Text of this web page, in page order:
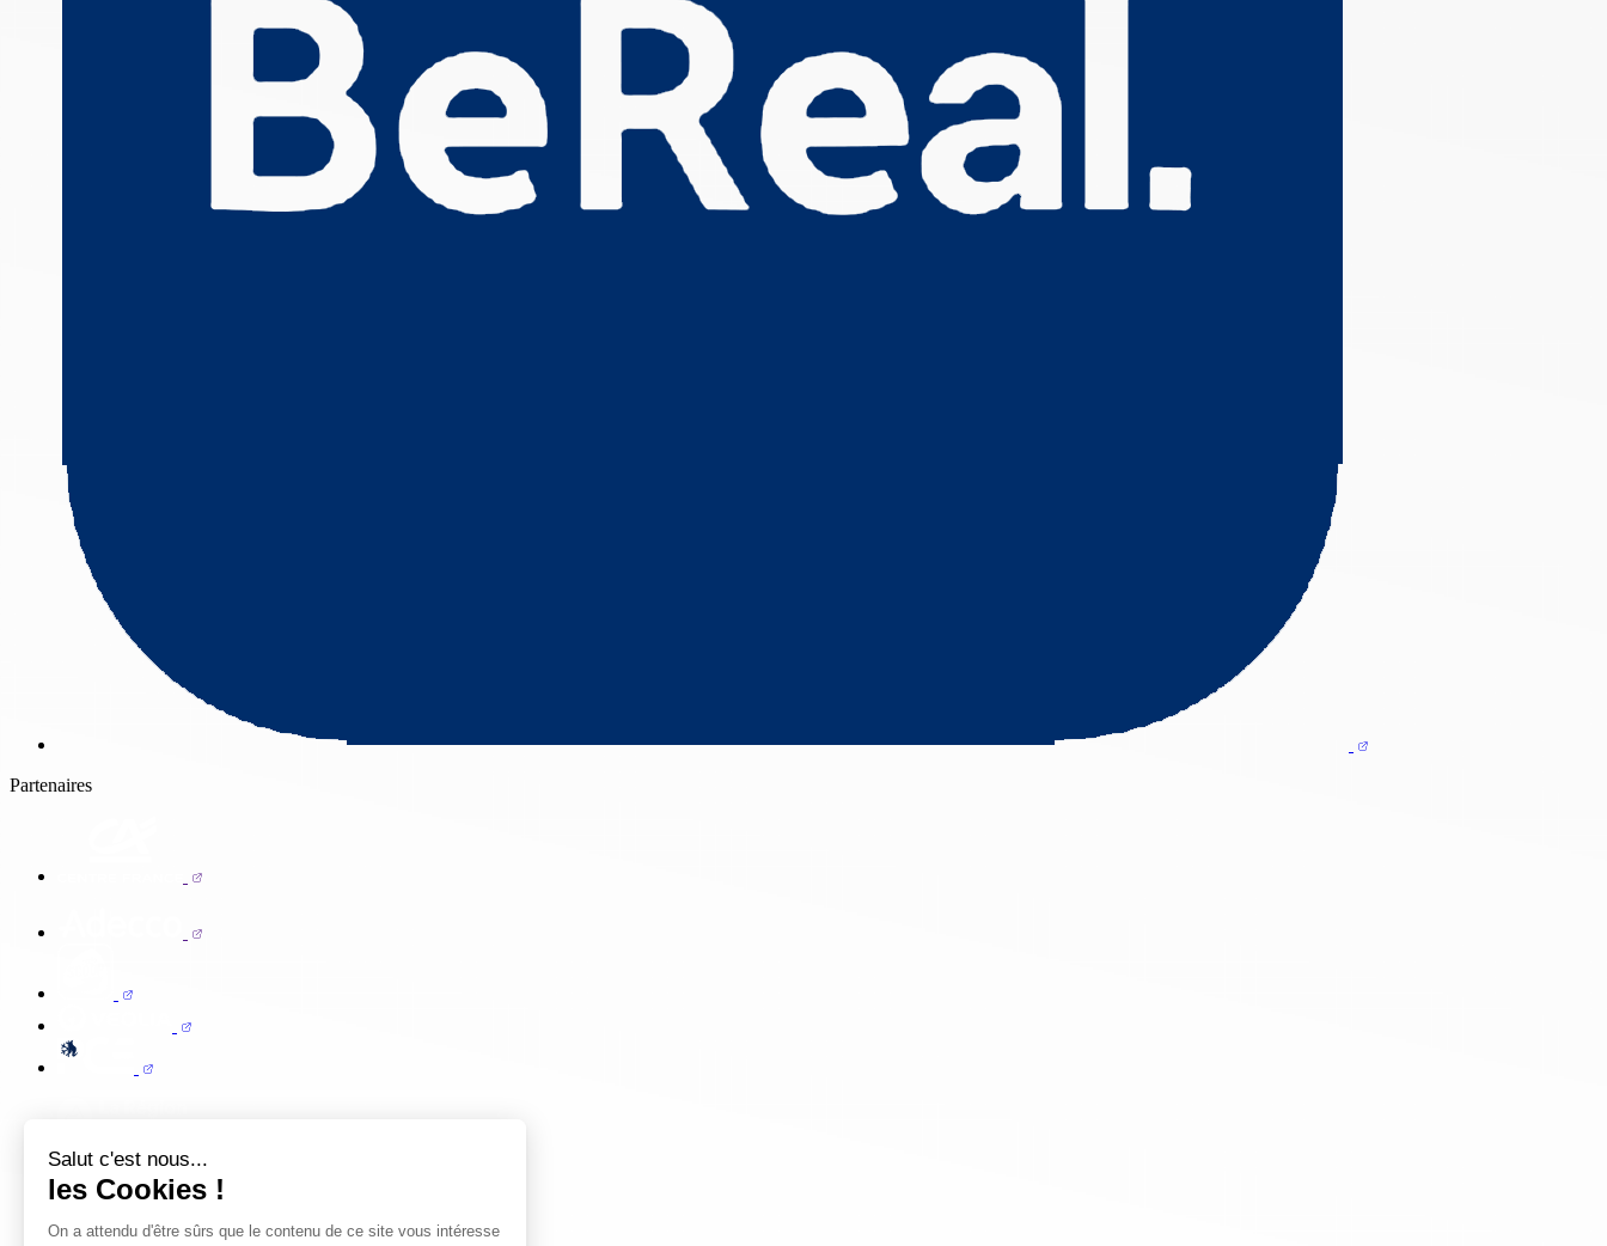
Salut c'est nous...
les Cookies !
On a attendu d'être sûrs que le contenu de ce site vous intéresse
Partenaires